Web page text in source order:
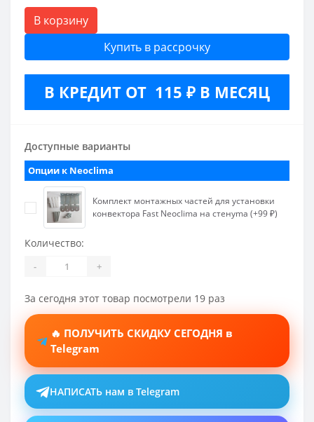
В корзину
Купить в рассрочку
В КРЕДИТ ОТ 115 ₽ В МЕСЯЦ
Доступные варианты
Опции к Neoclima
Комплект монтажных частей для установки
конвектора Fast Neoclima на стенуma (+99 ₽)
Количество:
- +
За сегодня этот товар посмотрели 19 раз
🔥 ПОЛУЧИТЬ СКИДКУ СЕГОДНЯ в
Telegram
НАПИСАТЬ нам в Telegram